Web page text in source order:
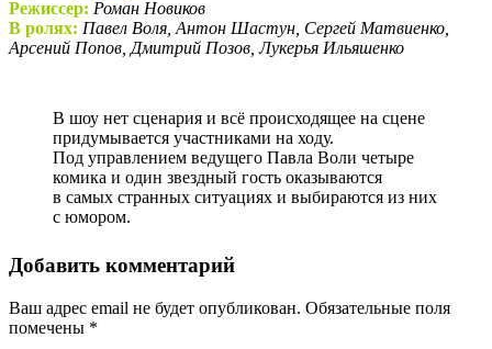
Режиссер: Роман Новиков
В ролях: Павел Воля, Антон Шастун, Сергей Матвиенко,
Арсений Попов, Дмитрий Позов, Лукерья Ильяшенко
В шоу нет сценария и всё происходящее на сцене
придумывается участниками на ходу.
Под управлением ведущего Павла Воли четыре
комика и один звездный гость оказываются
в самых странных ситуациях и выбираются из них
с юмором.
Добавить комментарий
Ваш адрес email не будет опубликован. Обязательные поля
помечены *